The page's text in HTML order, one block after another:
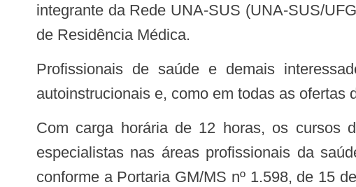
integrante da Rede UNA-SUS (UNA-SUS/
de Residência Médica.
Profissionais de saúde e demais interessados no tema podem se matricular até 27 de abril de 2022. Os cursos são
autoinstrucionais e, como em todas as
Com carga horária de 12 horas, os cursos destacam a necessidade de ampliação do apoio à formação e qualificação de
especialistas nas áreas profissionais da
conforme a Portaria GM/MS nº 1.598, de 15